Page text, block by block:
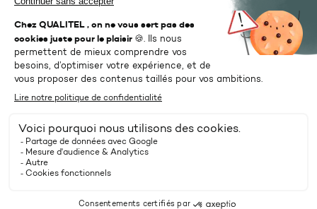
Les aides pour les demandeurs
d’emploi
Si vous êtes en recherche d’emploi, plusieurs
solutions existent :
✔️Principales aides
Aide Individuelle à la Formation (AIF)